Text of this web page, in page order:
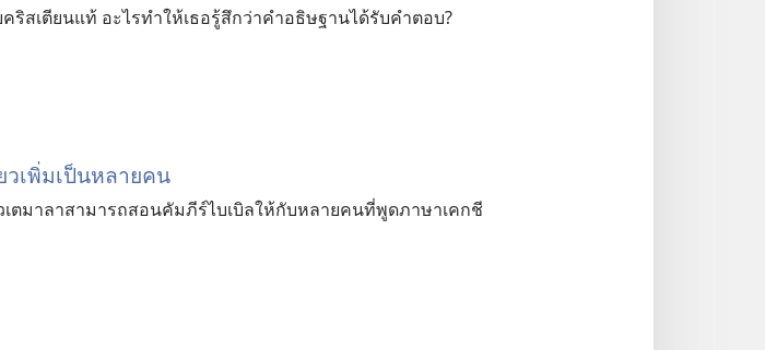
สเตียนแท้ อะไรทำให้เธอรู้สึกว่าคำอธิษฐานได้รับคำตอบ?
เพิ่มเป็นหลายคน
ตมาลาสามารถสอนคัมภีร์ไบเบิลให้กับหลายคนที่พูดภาษาเคกชี